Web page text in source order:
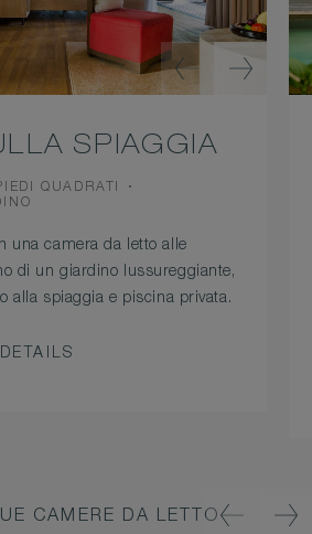
SPIAGGIA
QUADRATI
una camera da letto alle
di un giardino lussureggiante,
alla spiaggia e piscina privata.
CAMERE DA LETTO